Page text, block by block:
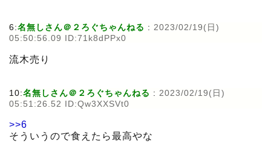
6:名無しさん＠２ろぐちゃんねる : 2023/02/19(日)
05:50:56.09 ID:71k8dPPx0
流木売り
10:名無しさん＠２ろぐちゃんねる : 2023/02/19(日)
05:51:26.52 ID:Qw3XXSVt0
>>6
そういうので食えたら最高やな